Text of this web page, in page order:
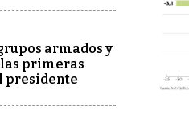
armados y
primeras
presidente